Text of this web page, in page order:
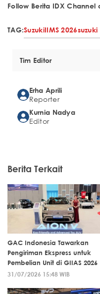
Follow Berita IDX Channel
TAG:SuzukiIIMS 2026
Tim Editor
Erha Aprili
Reporter
Kurnia Nadya
Editor
Berita Terkait
GAC Indonesia Tawarkan
Pengiriman Ekspress untuk
Pembelian Unit di GIIAS 2026
31/07/2026 15:48 WIB